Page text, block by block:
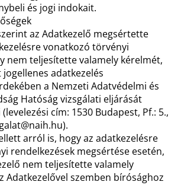
és jogi indokait.
az Adatkezelő megsértette
vonatkozó törvényi
nem teljesítette valamely kérelmét,
adatkezelés
a Nemzeti Adatvédelmi és
Hatóság vizsgálati eljárását
cím: 1530 Budapest, Pf.: 5.,
arról is, hogy az adatkezelésre
rendelkezések megsértése esetén,
nem teljesítette valamely
Adatkezelővel szemben bírósághoz